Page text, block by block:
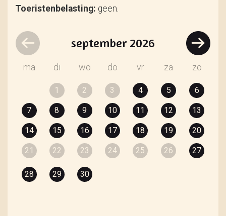
Toeristenbelasting: geen.
september 2026
ma di wo do vr za zo
1 2 3 4 5 6
7 8 9 10 11 12 13
14 15 16 17 18 19 20
21 22 23 24 25 26 27
28 29 30